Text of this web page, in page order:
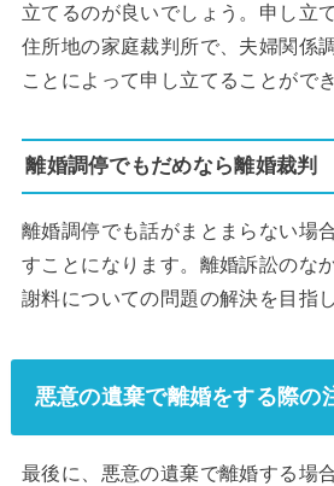
立てるのが良いでしょう。申し立
住所地の家庭裁判所で、夫婦関係
ことによって申し立てることがで
離婚調停でもだめなら離婚裁判
離婚調停でも話がまとまらない場
すことになります。離婚訴訟のな
謝料についての問題の解決を目指し
悪意の遺棄で離婚をする際の
最後に、悪意の遺棄で離婚する場